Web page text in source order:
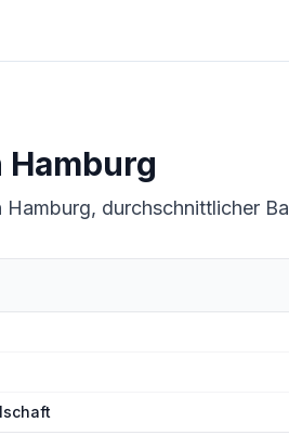
Hamburg
durchschnittlicher